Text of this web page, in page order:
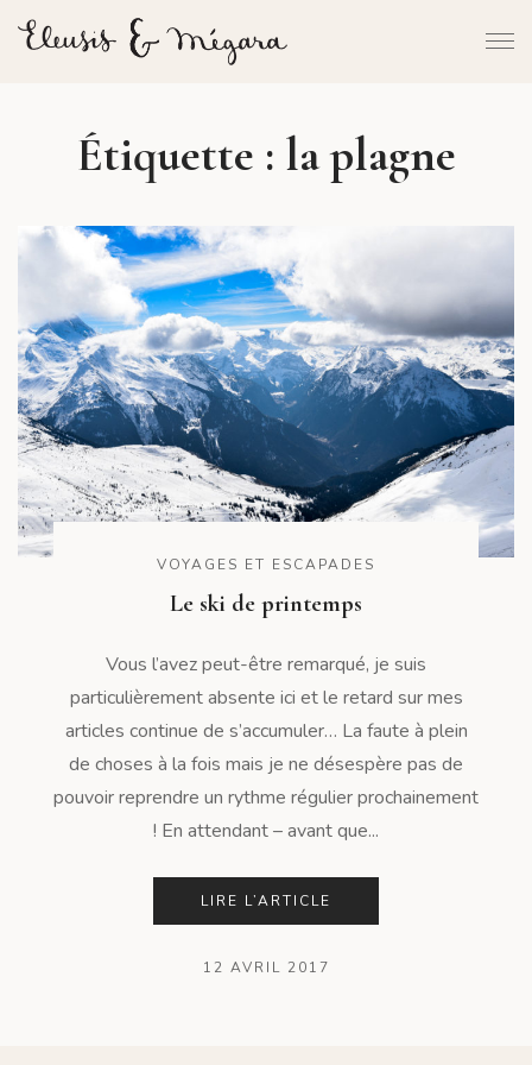
Étiquette : la plagne
VOYAGES ET ESCAPADES
Le ski de printemps
Vous l’avez peut-être remarqué, je suis
particulièrement absente ici et le retard sur mes
articles continue de s’accumuler… La faute à plein
de choses à la fois mais je ne désespère pas de
pouvoir reprendre un rythme régulier prochainement
! En attendant – avant que...
LIRE L’ARTICLE
12 AVRIL 2017